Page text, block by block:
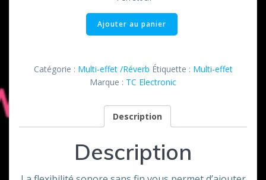
quantité
de
1280
Electronic
Ajouter au panier
Catégorie : Multi-effet /Réverb Étiquette : Multi-effet
Marque : TC Electronic
Description
Description